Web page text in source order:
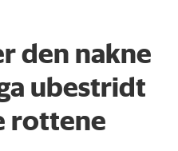
den nakne
ubestridt
rottene